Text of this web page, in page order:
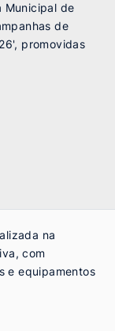
Municipal de
de
promovidas
na
com
e equipamentos